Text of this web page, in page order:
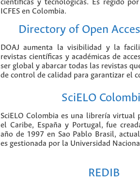
científicas y tecnológicas. Es regido
ICFES en Colombia.
Directory of Open
DOAJ aumenta la visibilidad y la
revistas científicas y académicas de
ser global y abarcar todas las revistas
de control de calidad para garantizar el
SciELO
SciELO Colombia es una librería virtual
el Caribe, España y Portugal, fue
año de 1997 en Sao Pablo Brasil,
es gestionada por la Universidad
REDIB